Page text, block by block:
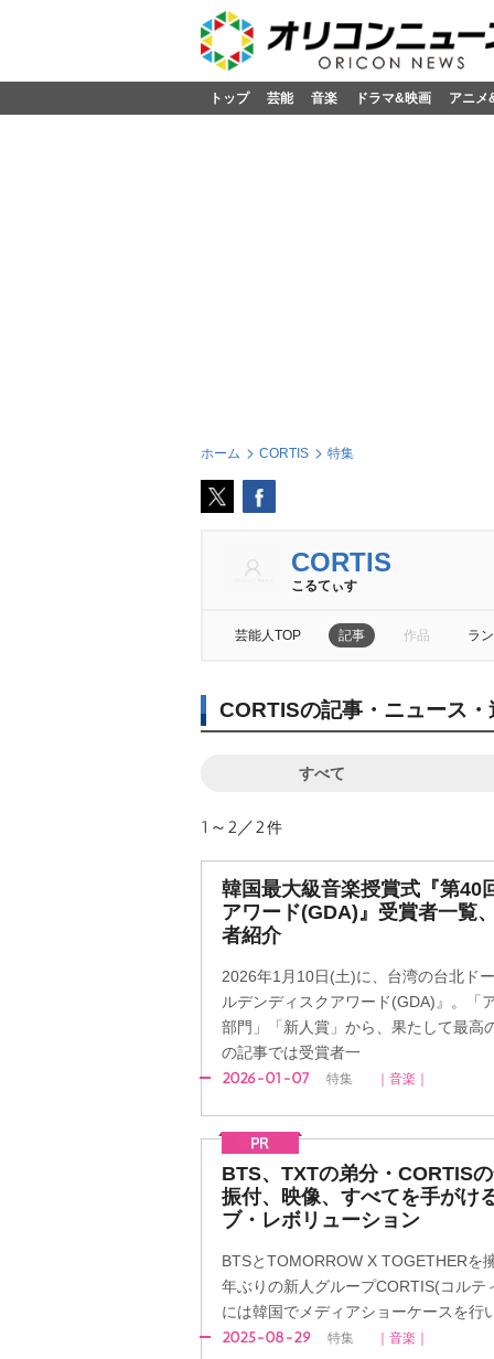
トップ 芸能 音楽 ドラマ&映画 アニメ
ホーム CORTIS 特集
CORTIS
こるてぃす
芸能人TOP 記事 作品 ラ
CORTISの記事・ニュース・
すべて
1～2／2件
韓国最大級音楽授賞式『第40
アワード(GDA)』受賞者一覧
者紹介
2026年1月10日(土)に、台湾の台北ド
ルデンディスクアワード(GDA)』。「
部門」「新人賞」から、果たして最高
の記事では受賞者一
2026-01-07 特集 ｜音楽｜
BTS、TXTの弟分・CORTIS
振付、映像、すべてを手がけ
ブ・レボリューション
BTSとTOMORROW X TOGETHERを
年ぶりの新人グループCORTIS(コル
には韓国でメディアショーケースを行
2025-08-29 特集 ｜音楽｜